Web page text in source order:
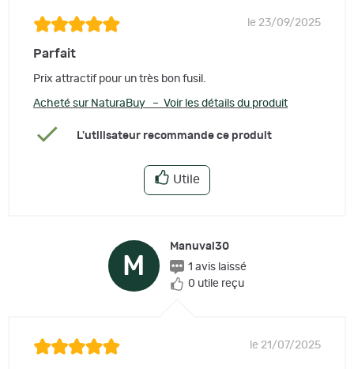
le 23/09/2025
Parfait
Prix attractif pour un très bon fusil.
Acheté sur NaturaBuy – Voir les détails du produit
L'utilisateur recommande ce produit
Utile
M
Manuval30
1 avis laissé
0 utile reçu
le 21/07/2025